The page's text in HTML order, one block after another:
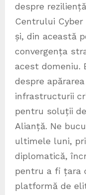
despre
Centrului Cyber
și, din această
convergența
acest domeniu.
despre
infrastructurii
pentru soluții
Alianță. Ne
ultimele luni,
diplomatică,
pentru a fi țara
platformă de